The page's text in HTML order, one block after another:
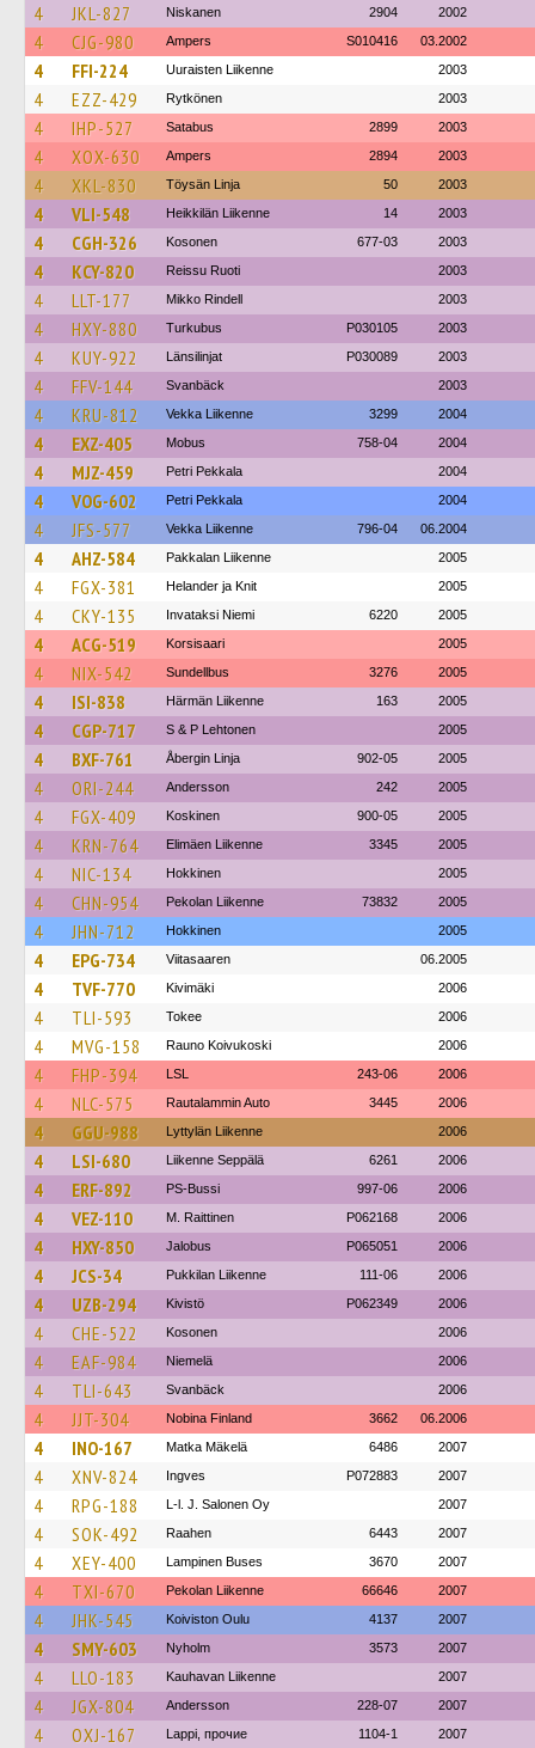
4 JKL-827 Niskanen 2904 2002
4 CJG-980 Ampers S010416 03.2002
4 FFI-224 Uuraisten Liikenne 2003
4 EZZ-429 Rytkönen 2003
4 IHP-527 Satabus 2899 2003
4 XOX-630 Ampers 2894 2003
4 XKL-830 Töysän Linja 50 2003
4 VLI-548 Heikkilän Liikenne 14 2003
4 CGH-326 Kosonen 677-03 2003
4 KCY-820 Reissu Ruoti 2003
4 LLT-177 Mikko Rindell 2003
4 HXY-880 Turkubus P030105 2003
4 KUY-922 Länsilinjat P030089 2003
4 FFV-144 Svanbäck 2003
4 KRU-812 Vekka Liikenne 3299 2004
4 EXZ-405 Mobus 758-04 2004
4 MJZ-459 Petri Pekkala 2004
4 VOG-602 Petri Pekkala 2004
4 JFS-577 Vekka Liikenne 796-04 06.2004
4 AHZ-584 Pakkalan Liikenne 2005
4 FGX-381 Helander ja Knit 2005
4 CKY-135 Invataksi Niemi 6220 2005
4 ACG-519 Korsisaari 2005
4 NIX-542 Sundellbus 3276 2005
4 ISI-838 Härmän Liikenne 163 2005
4 CGP-717 S & P Lehtonen 2005
4 BXF-761 Åbergin Linja 902-05 2005
4 ORI-244 Andersson 242 2005
4 FGX-409 Koskinen 900-05 2005
4 KRN-764 Elimäen Liikenne 3345 2005
4 NIC-134 Hokkinen 2005
4 CHN-954 Pekolan Liikenne 73832 2005
4 JHN-712 Hokkinen 2005
4 EPG-734 Viitasaaren 06.2005
4 TVF-770 Kivimäki 2006
4 TLI-593 Tokee 2006
4 MVG-158 Rauno Koivukoski 2006
4 FHP-394 LSL 243-06 2006
4 NLC-575 Rautalammin Auto 3445 2006
4 GGU-988 Lyttylän Liikenne 2006
4 LSI-680 Liikenne Seppälä 6261 2006
4 ERF-892 PS-Bussi 997-06 2006
4 VEZ-110 M. Raittinen P062168 2006
4 HXY-850 Jalobus P065051 2006
4 JCS-34 Pukkilan Liikenne 111-06 2006
4 UZB-294 Kivistö P062349 2006
4 CHE-522 Kosonen 2006
4 EAF-984 Niemelä 2006
4 TLI-643 Svanbäck 2006
4 JJT-304 Nobina Finland 3662 06.2006
4 INO-167 Matka Mäkelä 6486 2007
4 XNV-824 Ingves P072883 2007
4 RPG-188 L-l. J. Salonen Oy 2007
4 SOK-492 Raahen 6443 2007
4 XEY-400 Lampinen Buses 3670 2007
4 TXI-670 Pekolan Liikenne 66646 2007
4 JHK-545 Koiviston Oulu 4137 2007
4 SMY-603 Nyholm 3573 2007
4 LLO-183 Kauhavan Liikenne 2007
4 JGX-804 Andersson 228-07 2007
4 OXJ-167 Lappi, прочие 1104-1 2007